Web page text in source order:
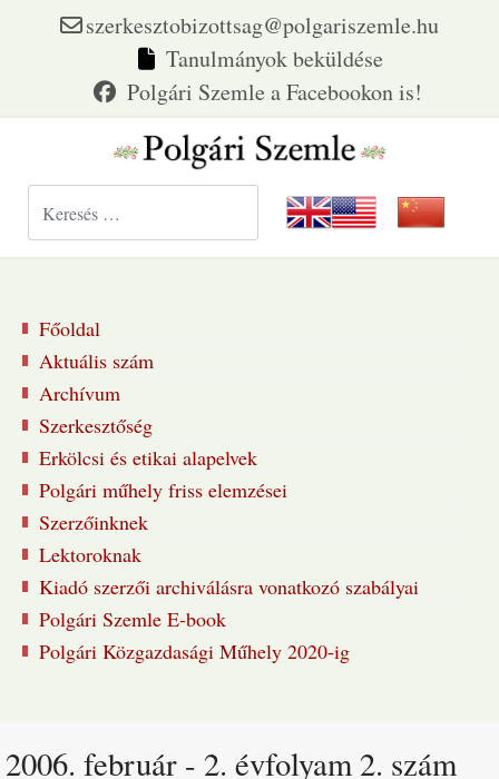
szerkesztobizottsag@polgariszemle.hu
Tanulmányok beküldése
Főoldal
Aktuális szám
Archívum
Szerkesztőség
Erkölcsi és etikai alapelvek
Polgári műhely friss elemzései
Szerzőinknek
Lektoroknak
Kiadó szerzői archiválásra vonatkozó szabályai
Polgári Szemle E-book
Polgári Közgazdasági Műhely 2020-ig
2006. február - 2. évfolyam 2. szám